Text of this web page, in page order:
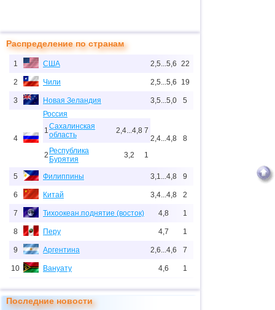
Распределение по странам
1 США 2,5...5,6 22
2 Чили 2,5...5,6 19
3 Новая Зеландия 3,5...5,0 5
4
Россия
1Сахалинская
область
2,4...4,8 7
2 Республика
Бурятия
3,2 1
2,4...4,8 8
5 Филиппины 3,1...4,8 9
6 Китай 3,4...4,8 2
7 Тихоокеан.поднятие (восток) 4,8 1
8 Перу 4,7 1
9 Аргентина 2,6...4,6 7
10 Вануату 4,6 1
12 Пакистан
Последние новости